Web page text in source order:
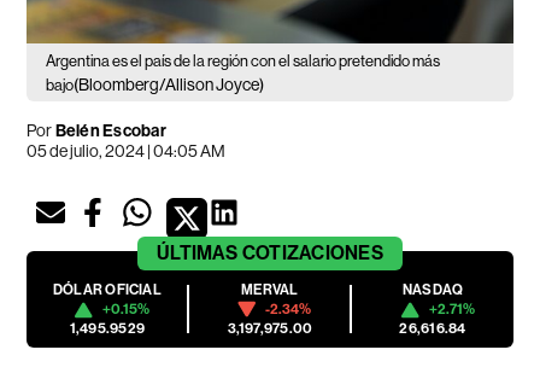
Argentina es el país de la región con el salario pretendido más
bajo(Bloomberg/Allison Joyce)
PorBelén Escobar
05 de julio, 2024 | 04:05 AM
ÚLTIMAS COTIZACIONES
DÓLAR OFICIAL
+0.15%
1,495.9529
MERVAL
-2.34%
3,197,975.00
NASDAQ
+2.71%
26,616.84